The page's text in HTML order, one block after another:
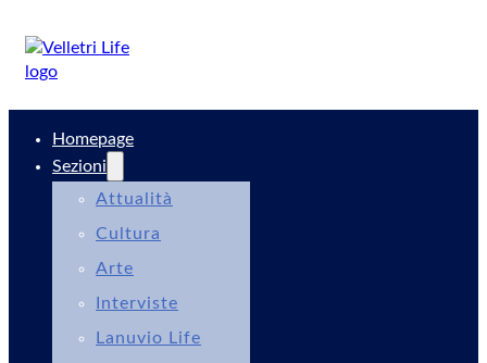
Homepage
Sezioni
Attualità
Cultura
Arte
Interviste
Lanuvio Life